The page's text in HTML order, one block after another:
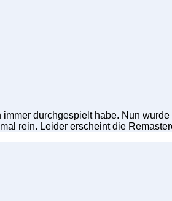
durchgespielt habe. Nun
rein. Leider erscheint die